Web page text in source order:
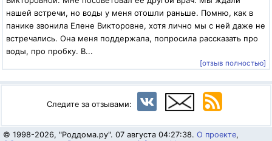
нашей встречи, но воды у меня отошли раньше. Помню, как в
панике звонила Елене Викторовне, хотя лично мы с ней даже не
встречались. Она меня поддержала, попросила рассказать про
воды, про пробку. В...
[отзыв полностью]
Следите за отзывами:
© 1998-2026, "Роддома.ру". 07 августа 04:27:38. О проекте,